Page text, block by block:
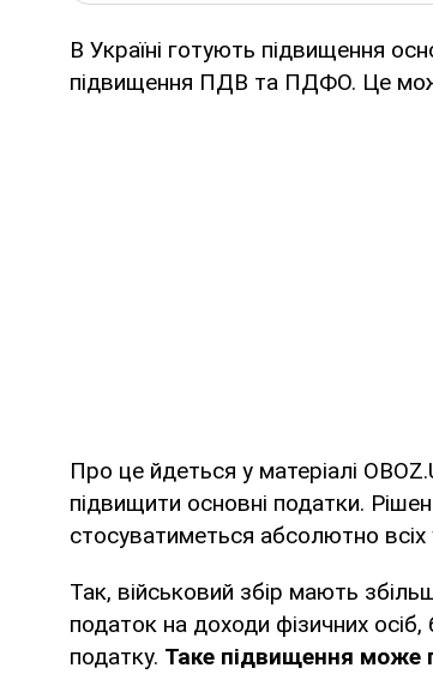
В Україні готують підвищення
підвищення ПДВ та ПДФО. Це
Про це йдеться у матеріалі
підвищити основні податки.
стосуватиметься абсолютно всіх
Так, військовий збір мають
податок на доходи фізичних
податку. Таке підвищення може